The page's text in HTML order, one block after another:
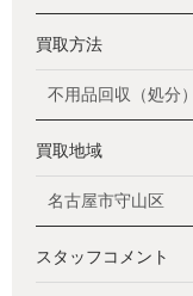
買取方法
不用品回収（処分
買取地域
名古屋市守山区
スタッフコメント